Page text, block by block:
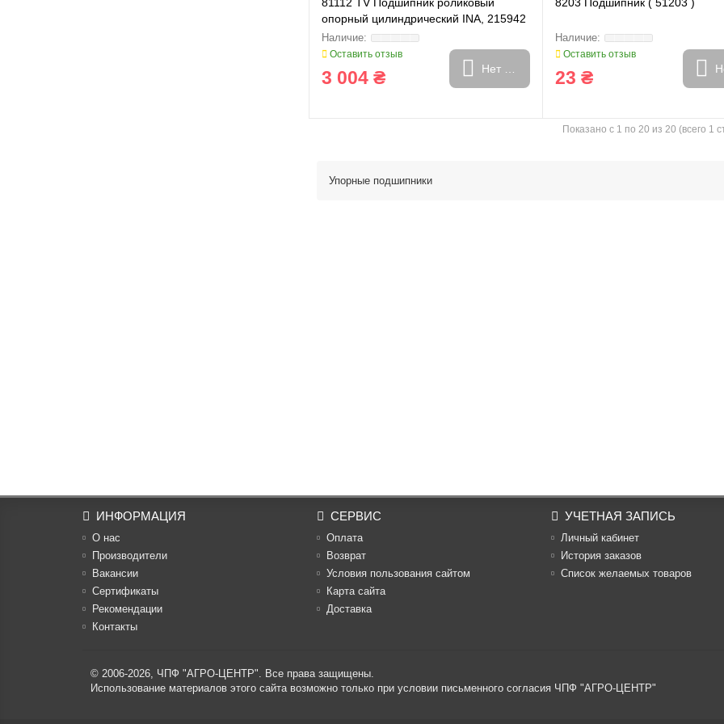
опорный цилиндрический INA, 215942
Оставить отзыв
3 004 ₴ Нет в наличии
Оставить отзыв
23 ₴
Показано с 1 по 20 из 20 (всего 1
Упорные подшипники
ИНФОРМАЦИЯ
О нас
Производители
Вакансии
Cертификаты
Рекомендации
Контакты
СЕРВИС
Оплата
Возврат
Условия пользования сайтом
Карта сайта
Доставка
УЧЕТНАЯ ЗАПИСЬ
Личный кабинет
История заказов
Список желаемых товаров
© 2006-2026, ЧПФ "АГРО-ЦЕНТР". Все права защищены.
Использование материалов этого сайта возможно только при условии письменного согласия ЧПФ "АГРО-ЦЕНТР"